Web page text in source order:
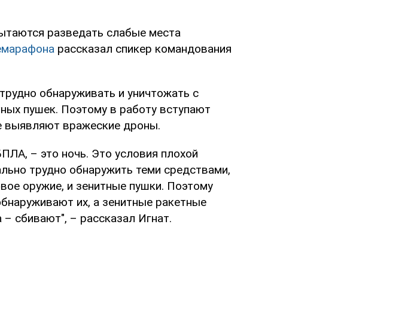
разведать слабые места
рассказал спикер командования
обнаруживать и уничтожать с
пушек. Поэтому в работу вступают
выявляют вражеские дроны.
– это ночь. Это условия плохой
трудно обнаружить теми средствами,
оружие, и зенитные пушки. Поэтому
их, а зенитные ракетные
сбивают", – рассказал Игнат.